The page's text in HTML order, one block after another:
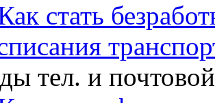
стать
тел. и